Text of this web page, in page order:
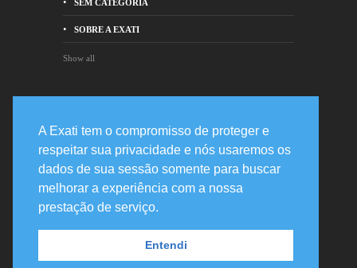
SEM CATEGORIA
SOBRE A EXATI
Show all
Entre em contato
Rua Prof. Joaquim de Mattos Barreto,
478 82200-210 - Curitiba, PR
+55 41 3020-2400
suporte@exati.com.br
A Exati tem o compromisso de proteger e
respeitar sua privacidade e nós usaremos os
dados de sua sessão somente para buscar
melhorar a experiência com a nossa
prestação de serviço.
Entendi